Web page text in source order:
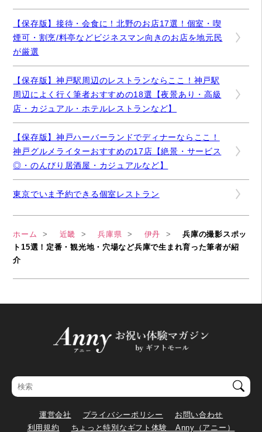
【保存版】接待・会食に！北野のお店17選！個室・喫
煙可・割烹/料亭などビジネスマン向きのお店を地元民
が厳選
【保存版】神戸駅周辺のレストランならここ！神戸駅
周辺によく行く筆者おすすめの18選【夜景あり・高級
店・カジュアル・ホテルレストランなど】
【保存版】神戸ハーバーランドでディナーならここ！
神戸グルメライターおすすめの17店【絶景・サービス
◎・のんびり居酒屋・カジュアルなど】
東京でいま予約できる個室レストラン
ホーム 近畿 兵庫県 伊丹
兵庫の撮影スポッ
ト15選！定番・観光地・穴場など兵庫で生まれ育った筆者が紹
介
運営会社 プライバシーポリシー
お問い合わせ
利用規約
ちょっと特別なギフト体験 Anny（アニー）